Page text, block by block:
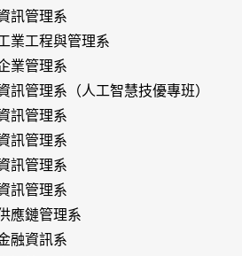
訊管理系
業工程與管理系
業管理系
訊管理系（人工智慧技優專班）
訊管理系
訊管理系
訊管理系
訊管理系
應鏈管理系
融資訊系